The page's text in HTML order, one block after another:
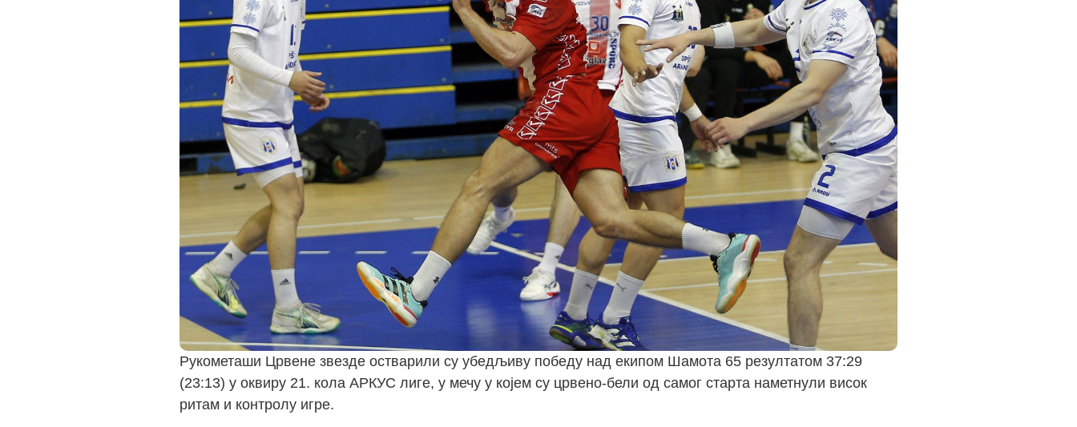
Рукометаши Црвене звезде остварили су убедљиву победу над екипом Шамота 65 резултатом 37:29
(23:13) у оквиру 21. кола АРКУС лиге, у мечу у којем су црвено-бели од самог старта наметнули висок
ритам и контролу игре.